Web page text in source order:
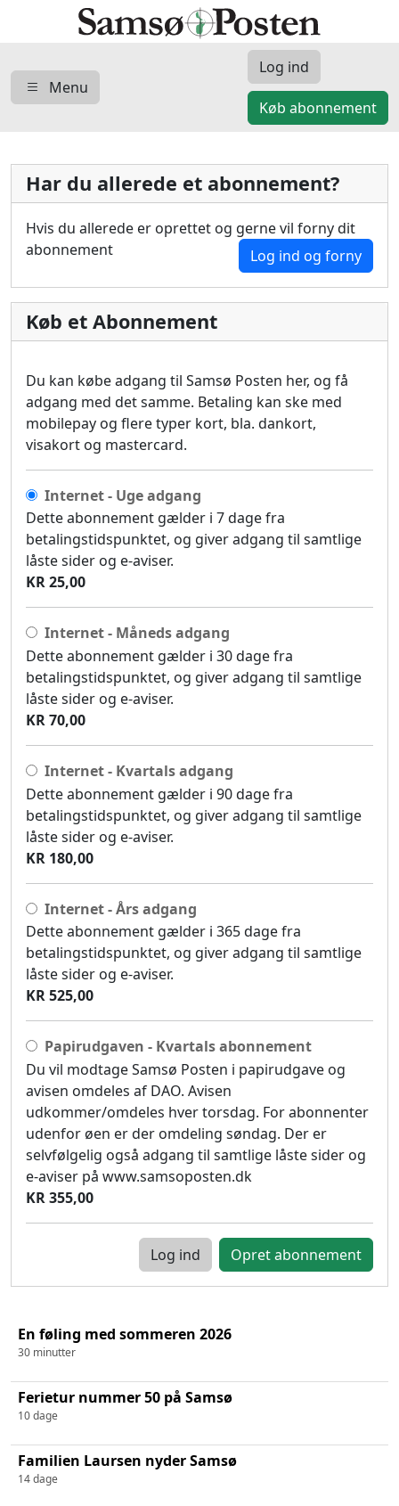
Menu
Log ind
Køb abonnement
Har du allerede et abonnement?
Hvis du allerede er oprettet og gerne vil forny dit
abonnement
Log ind og forny
Køb et Abonnement
Du kan købe adgang til Samsø Posten her, og få
adgang med det samme. Betaling kan ske med
mobilepay og flere typer kort, bla. dankort,
visakort og mastercard.
Internet - Uge adgang
Dette abonnement gælder i 7 dage fra
betalingstidspunktet, og giver adgang til samtlige
låste sider og e-aviser.
KR 25,00
Internet - Måneds adgang
Dette abonnement gælder i 30 dage fra
betalingstidspunktet, og giver adgang til samtlige
låste sider og e-aviser.
KR 70,00
Internet - Kvartals adgang
Dette abonnement gælder i 90 dage fra
betalingstidspunktet, og giver adgang til samtlige
låste sider og e-aviser.
KR 180,00
Internet - Års adgang
Dette abonnement gælder i 365 dage fra
betalingstidspunktet, og giver adgang til samtlige
låste sider og e-aviser.
KR 525,00
Papirudgaven - Kvartals abonnement
Du vil modtage Samsø Posten i papirudgave og
avisen omdeles af DAO. Avisen
udkommer/omdeles hver torsdag. For abonnenter
udenfor øen er der omdeling søndag. Der er
selvfølgelig også adgang til samtlige låste sider og
e-aviser på www.samsoposten.dk
KR 355,00
Log ind
En føling med sommeren 2026
30 minutter
Ferietur nummer 50 på Samsø
10 dage
Familien Laursen nyder Samsø
14 dage